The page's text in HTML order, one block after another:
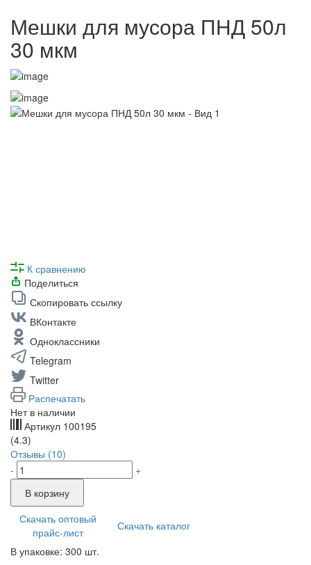
Мешки для мусора ПНД 50л
30 мкм
К сравнению
Поделиться
Скопировать ссылку
ВКонтакте
Одноклассники
Telegram
Twitter
Распечатать
Нет в наличии
Артикул 100195
(4.3)
Отзывы (10)
-
+
В корзину
Скачать оптовый
прайс-лист
Скачать каталог
В упаковке: 300 шт.